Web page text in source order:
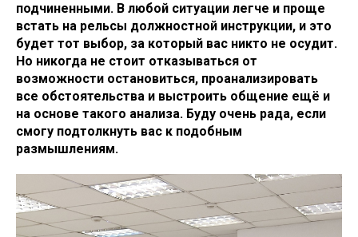
подчиненными. В любой ситуации легче и проще
встать на рельсы должностной инструкции, и это
будет тот выбор, за который вас никто не осудит.
Но никогда не стоит отказываться от
возможности остановиться, проанализировать
все обстоятельства и выстроить общение ещё и
на основе такого анализа. Буду очень рада, если
смогу подтолкнуть вас к подобным
размышлениям.